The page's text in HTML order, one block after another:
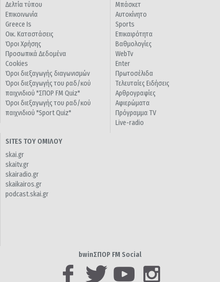
Δελτία τύπου
Επικοινωνία
Greece Is
Οικ. Καταστάσεις
Όροι Χρήσης
Προσωπικά Δεδομένα
Cookies
Όροι διεξαγωγής διαγωνισμών
Όροι διεξαγωγής του ραδ/κού
παιχνιδιού "ΣΠΟΡ FM Quiz"
Όροι διεξαγωγής του ραδ/κού
παιχνιδιού "Sport Quiz"
Μπάσκετ
Αυτοκίνητο
Sports
Επικαιρότητα
Βαθμολογίες
WebTv
Enter
Πρωτοσέλιδα
Τελευταίες Ειδήσεις
Αρθρογραφίες
Αφιερώματα
Πρόγραμμα TV
Live-radio
SITES ΤΟΥ ΟΜΙΛΟΥ
skai.gr
skaitv.gr
skairadio.gr
skaikairos.gr
podcast.skai.gr
bwinΣΠΟΡ FM Social